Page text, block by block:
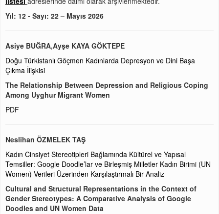
Yıl: 12 - Sayı: 22 – Mayıs 2026
Asiye BUĞRA,Ayşe KAYA GÖKTEPE
Doğu Türkistanlı Göçmen Kadınlarda Depresyon ve Dini Başa
Çıkma İlişkisi
The Relationship Between Depression and Religious Coping
Among Uyghur Migrant Women
PDF
Neslihan ÖZMELEK TAŞ
Kadın Cinsiyet Stereotipleri Bağlamında Kültürel ve Yapısal
Temsiller: Google Doodle’lar ve Birleşmiş Milletler Kadın Birimi (UN
Women) Verileri Üzerinden Karşılaştırmalı Bir Analiz
Cultural and Structural Representations in the Context of
Gender Stereotypes: A Comparative Analysis of Google
Doodles and UN Women Data